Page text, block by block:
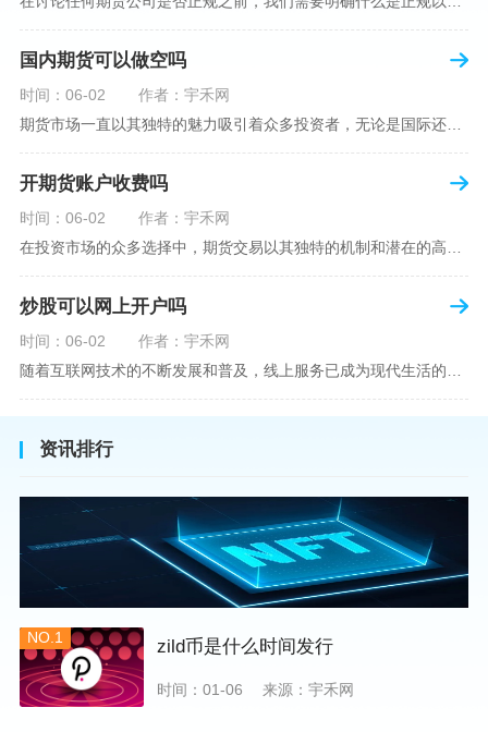
国内期货可以做空吗
时间：06-02
作者：宇禾网
期货市场一直以其独特的魅力吸引着众多投资者，无论是国际还是国内场景下，其波澜壮阔的市场行情都给予了投资者无限遐想。今天，我们将深入探讨一个特别的问题——"国内期货可以做空吗"？这个问题不仅关乎投资者的策略布局，更涉及到期货市场机制的基本理解。在深入探讨之前，我们首先需要明确几个期货市场的基础概念。期货，是指在标准化合约基础上，双方承诺在未来某一特定时间以约定价格买卖一定数量的商品或金融产品的合约。它允訸投资者通过买入（做多）或卖出（做空）合约来预测未来价格的变动。我们来揭开国
开期货账户收费吗
时间：06-02
作者：宇禾网
炒股可以网上开户吗
时间：06-02
作者：宇禾网
资讯排行
NO.1 zild币是什么时间发行
时间：01-06 来源：宇禾网